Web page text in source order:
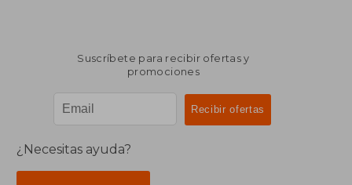
Suscríbete para recibir ofertas y
promociones
¿Necesitas ayuda?